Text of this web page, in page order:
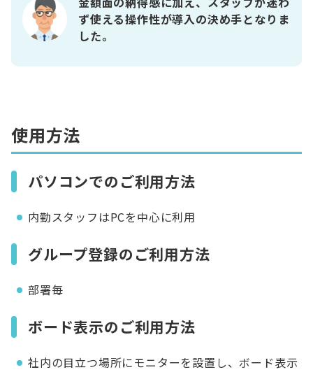
ず使える操作性が導入の決め手となりま
した。
使用方法
パソコンでのご利用方法
内勤スタッフはPCを中心に利用
グループ登録のご利用方法
部署毎
ボード表示のご利用方法
社内の目立つ場所にモニターを設置し、ボード表示